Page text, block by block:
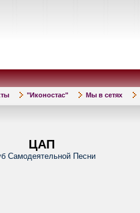
"Иконостас" Мы в сетях
ЦАП
Самодеятельной Песни